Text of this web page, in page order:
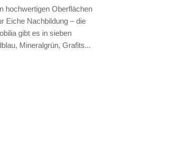
hochwertigen Oberflächen
Eiche Nachbildung – die
gibt es in sieben
Mineralgrün, Grafits...